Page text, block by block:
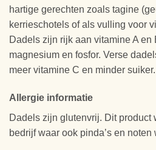
hartige gerechten zoals tagine
kerrieschotels of als vulling voor
Dadels zijn rijk aan vitamine A en
magnesium en fosfor. Verse
meer vitamine C en minder suiker.
Allergie informatie
Dadels zijn glutenvrij. Dit product
bedrijf waar ook pinda’s en noten